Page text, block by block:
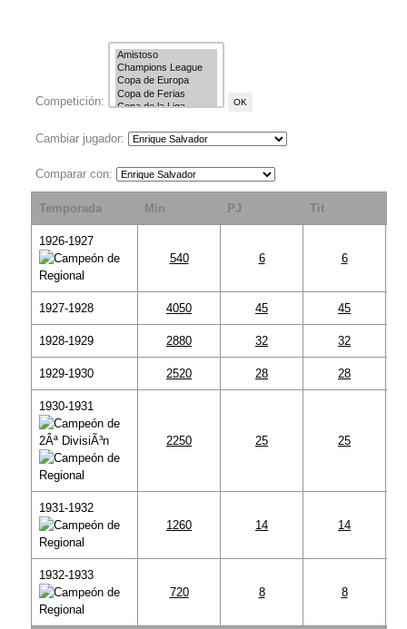
Competición:
Cambiar jugador:
Comparar con:
Temporada Min PJ Tit
1926-1927
540
6 6
1927-1928 4050 45 45
1928-1929 2880 32 32
1929-1930 2520 28 28
1930-1931
2250 25 25
1931-1932
1260
14 14
1932-1933
720
8 8